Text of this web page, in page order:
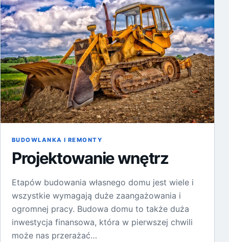
BUDOWLANKA I REMONTY
Projektowanie wnętrz
Etapów budowania własnego domu jest wiele i
wszystkie wymagają duże zaangażowania i
ogromnej pracy. Budowa domu to także duża
inwestycja finansowa, która w pierwszej chwili
może nas przerażać…